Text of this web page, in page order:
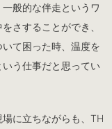
般的な伴走というワ
さすることができ、
て困った時、温度を
う仕事だと思ってい
に立ちながらも、TH